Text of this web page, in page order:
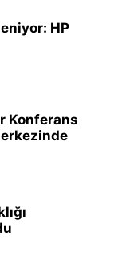
HP
Konferans